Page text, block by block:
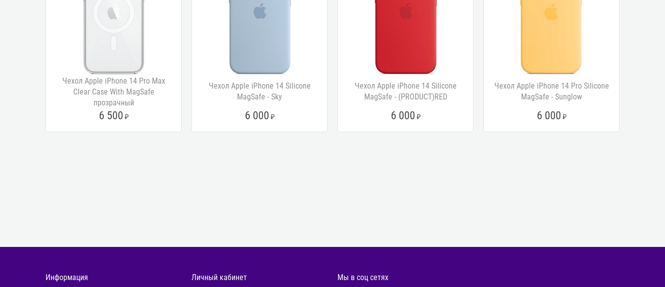
Чехол Apple iPhone 14 Pro Max
Clear Case With MagSafe
прозрачный
6 500
Чехол Apple iPhone 14 Silicone
MagSafe - Sky
6 000
Чехол Apple iPhone 14 Silicone
MagSafe - (PRODUCT)RED
6 000
Чехол Apple iPhone 14 Pro Silicone
MagSafe - Sunglow
6 000
Информация Личный кабинет Мы в соц сетях